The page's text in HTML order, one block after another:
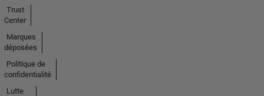
Trust
Center
Marques
déposées
Politique de
confidentialité
Lutte